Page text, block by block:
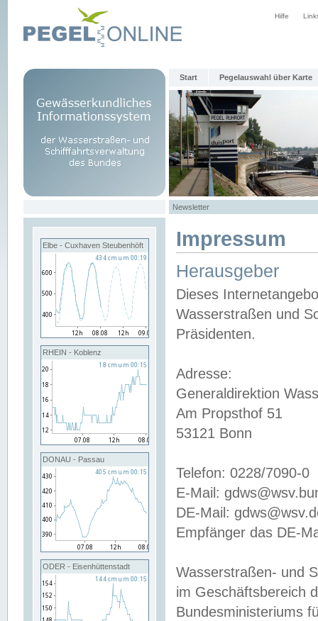
Hilfe
Start Pegelauswahl über Karte
Newsletter
Elbe - Cuxhaven Steubenhöft
RHEIN - Koblenz
DONAU - Passau
ODER - Eisenhüttenstadt
Impressum
Herausgeber
Dieses
Wasserstraßen und
Präsidenten.
Adresse:
Generaldirektion
Am Propsthof 51
53121 Bonn
Telefon: 0228/7090-0
E-Mail:
DE-Mail:
Empfänger das DE-
Wasserstraßen- und
im Geschäftsbereich
Bundesministeriums